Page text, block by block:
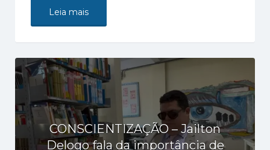
Leia mais
CONSCIENTIZAÇÃO – Jailton
Delogo fala da importância de